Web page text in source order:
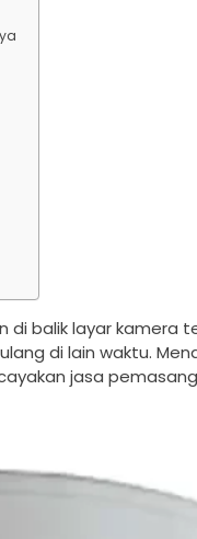
balik layar kamera
di lain waktu.
jasa